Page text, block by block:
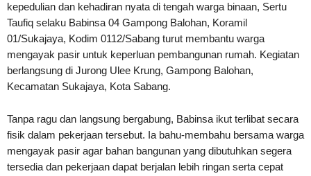
kepedulian dan kehadiran nyata di tengah warga binaan, Sertu
Taufiq selaku Babinsa 04 Gampong Balohan, Koramil
01/Sukajaya, Kodim 0112/Sabang turut membantu warga
mengayak pasir untuk keperluan pembangunan rumah. Kegiatan
berlangsung di Jurong Ulee Krung, Gampong Balohan,
Kecamatan Sukajaya, Kota Sabang.
Tanpa ragu dan langsung bergabung, Babinsa ikut terlibat secara
fisik dalam pekerjaan tersebut. Ia bahu-membahu bersama warga
mengayak pasir agar bahan bangunan yang dibutuhkan segera
tersedia dan pekerjaan dapat berjalan lebih ringan serta cepat